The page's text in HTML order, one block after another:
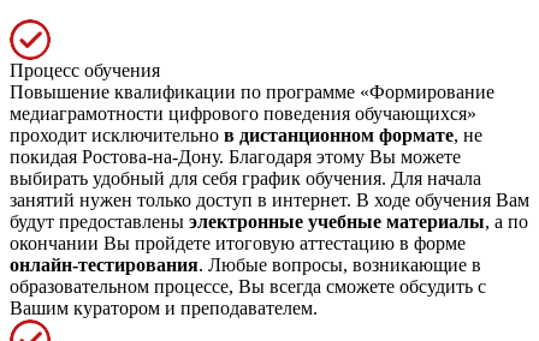
Процесс обучения
Повышение квалификации по программе «Формирование
медиаграмотности цифрового поведения обучающихся»
проходит исключительно в дистанционном формате, не
покидая Ростова-на-Дону. Благодаря этому Вы можете
выбирать удобный для себя график обучения. Для начала
занятий нужен только доступ в интернет. В ходе обучения Вам
будут предоставлены электронные учебные материалы, а по
окончании Вы пройдете итоговую аттестацию в форме
онлайн-тестирования. Любые вопросы, возникающие в
образовательном процессе, Вы всегда сможете обсудить с
Вашим куратором и преподавателем.